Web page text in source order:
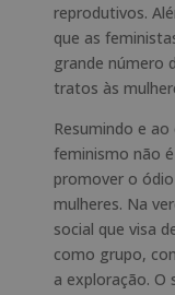
reprodutivos.
que as
grande número
tratos às
Resumindo e
feminismo não
promover o
mulheres. Na
social que visa
como grupo,
a exploração. O